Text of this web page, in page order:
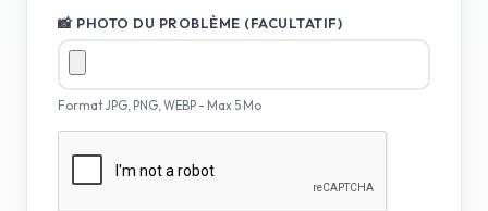
📸 PHOTO DU PROBLÈME (FACULTATIF)
Format JPG, PNG, WEBP - Max 5 Mo